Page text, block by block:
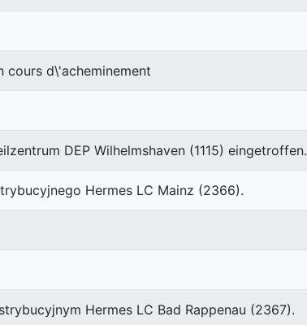
cours d\'acheminement
DEP Wilhelmshaven (1115) eingetroffen.
Hermes LC Mainz (2366).
Hermes LC Bad Rappenau (2367).